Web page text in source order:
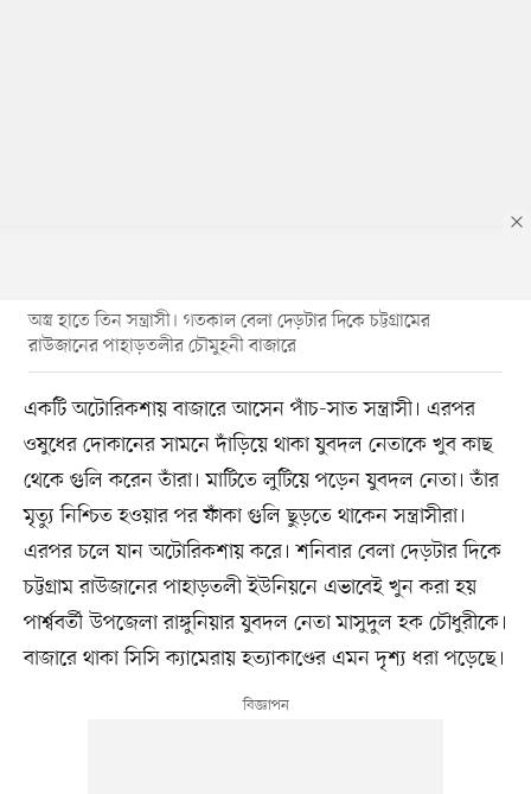
অস্ত্র হাতে তিন সন্ত্রাসী। গতকাল বেলা দেড়টার দিকে চট্টগ্রামের
রাউজানের পাহাড়তলীর চৌমুহনী বাজারে
একটি অটোরিকশায় বাজারে আসেন পাঁচ-সাত সন্ত্রাসী। এরপর
ওষুধের দোকানের সামনে দাঁড়িয়ে থাকা যুবদল নেতাকে খুব কাছ
থেকে গুলি করেন তাঁরা। মাটিতে লুটিয়ে পড়েন যুবদল নেতা। তাঁর
মৃত্যু নিশ্চিত হওয়ার পর ফাঁকা গুলি ছুড়তে থাকেন সন্ত্রাসীরা।
এরপর চলে যান অটোরিকশায় করে। শনিবার বেলা দেড়টার দিকে
চট্টগ্রাম রাউজানের পাহাড়তলী ইউনিয়নে এভাবেই খুন করা হয়
পার্শ্ববর্তী উপজেলা রাঙ্গুনিয়ার যুবদল নেতা মাসুদুল হক চৌধুরীকে।
বাজারে থাকা সিসি ক্যামেরায় হত্যাকাণ্ডের এমন দৃশ্য ধরা পড়েছে।